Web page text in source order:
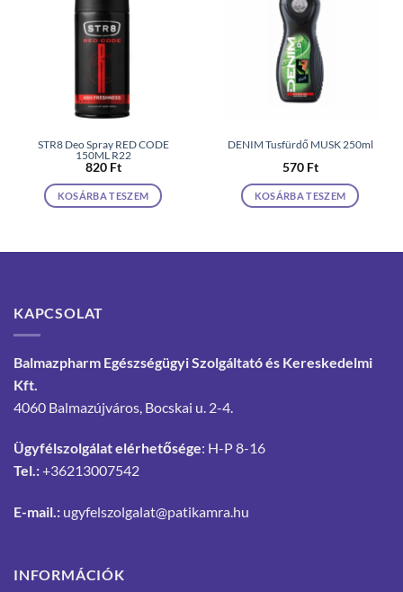
STR8 Deo Spray RED CODE
150ML R22
820 Ft
KOSÁRBA TESZEM
DENIM Tusfürdő MUSK 250ml
570 Ft
KOSÁRBA TESZEM
KAPCSOLAT
Balmazpharm Egészségügyi Szolgáltató és Kereskedelmi
Kft.
4060 Balmazújváros, Bocskai u. 2-4.
Ügyfélszolgálat elérhetősége: H-P 8-16
Tel.:+36213007542
E-mail.: ugyfelszolgalat@patikamra.hu
INFORMÁCIÓK